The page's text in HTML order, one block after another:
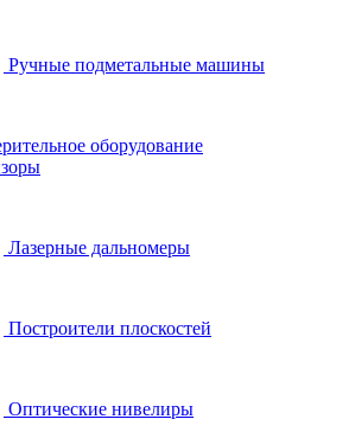
Ручные подметальные машины
оборудование
Лазерные дальномеры
Построители плоскостей
Оптические нивелиры